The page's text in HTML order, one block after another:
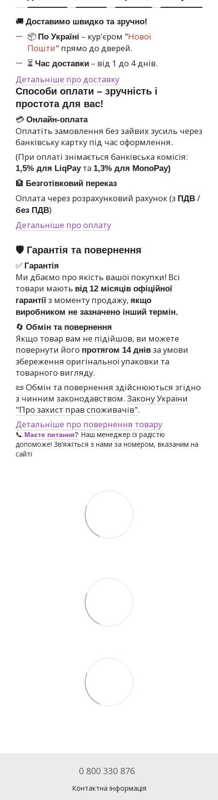
🚚 Доставимо швидко та зручно!
📦 По Україні – кур'єром "Нової
Пошти" прямо до дверей.
⏳ Час доставки – від 1 до 4 днів.
Детальніше про доставку
Способи оплати – зручність і
простота для вас!
💳 Онлайн-оплата
Оплатіть замовлення без зайвих зусиль через
банківську картку під час оформлення.
(При оплаті знімається банківська комісія:
1,5% для LiqPayта 1,3% для MonoPay)
🏦 Безготівковий переказ
Оплата через розрахунковий рахунок (з ПДВ /
без ПДВ)
Детальніше про оплату
🛡 Гарантія та повернення
✅ Гарантія
Ми дбаємо про якість вашої покупки! Всі
товари мають від 12 місяців офіційної
гарантії з моменту продажу, якщо
виробником не зазначено інший термін.
🔄 Обмін та повернення
Якщо товар вам не підійшов, ви можете
повернути його протягом 14 днів за умови
збереження оригінальної упаковки та
товарного вигляду.
📜 Обмін та повернення здійснюються згідно
з чинним законодавством. Закону України
"Про захист прав споживачів".
Детальніше про повернення товару
📞 Маєте питання? Наш менеджер із радістю
допоможе! Зв’яжіться з нами за номером, вказаним на
сайті
0 800 330 876
Контактна інформація